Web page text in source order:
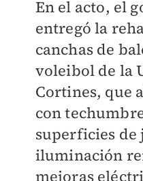
En el acto, el
entregó la
canchas de
voleibol de la
Cortines, que
con
superficies de
iluminación
mejoras